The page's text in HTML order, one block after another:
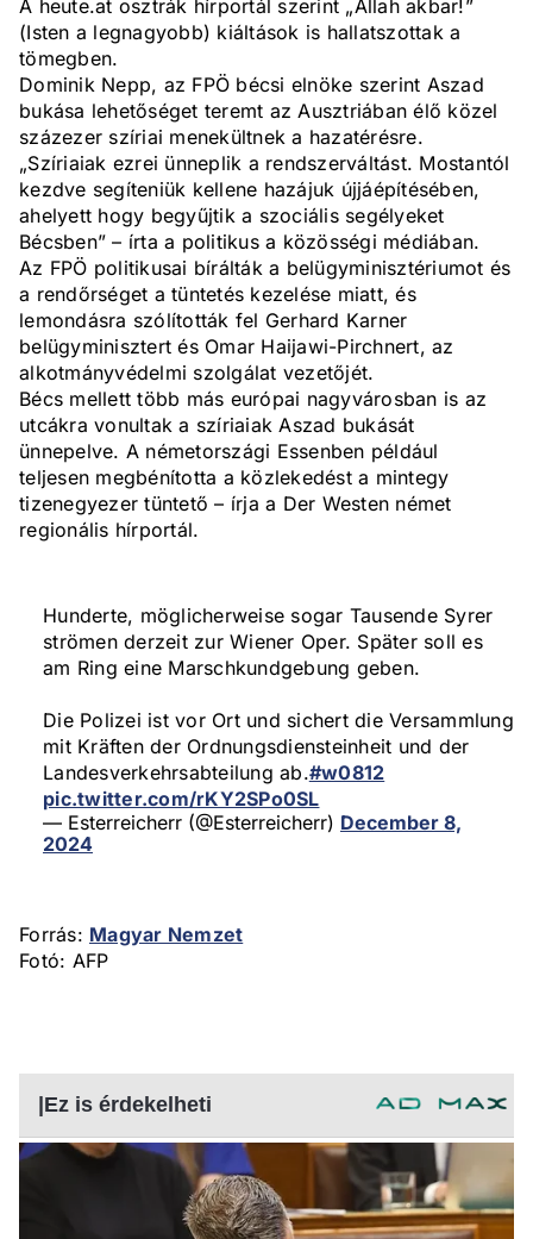
A heute.at osztrák hírportál szerint „Allah akbar!”
(Isten a legnagyobb) kiáltások is hallatszottak a
tömegben.
Dominik Nepp, az FPÖ bécsi elnöke szerint Aszad
bukása lehetőséget teremt az Ausztriában élő közel
százezer szíriai menekültnek a hazatérésre.
„Szíriaiak ezrei ünneplik a rendszerváltást. Mostantól
kezdve segíteniük kellene hazájuk újjáépítésében,
ahelyett hogy begyűjtik a szociális segélyeket
Bécsben” – írta a politikus a közösségi médiában.
Az FPÖ politikusai bírálták a belügyminisztériumot és
a rendőrséget a tüntetés kezelése miatt, és
lemondásra szólították fel Gerhard Karner
belügyminisztert és Omar Haijawi-Pirchnert, az
alkotmányvédelmi szolgálat vezetőjét.
Bécs mellett több más európai nagyvárosban is az
utcákra vonultak a szíriaiak Aszad bukását
ünnepelve. A németországi Essenben például
teljesen megbénította a közlekedést a mintegy
tizenegyezer tüntető – írja a Der Westen német
regionális hírportál.
Hunderte, möglicherweise sogar Tausende Syrer
strömen derzeit zur Wiener Oper. Später soll es
am Ring eine Marschkundgebung geben.
Die Polizei ist vor Ort und sichert die Versammlung
mit Kräften der Ordnungsdiensteinheit und der
Landesverkehrsabteilung ab.#w0812
pic.twitter.com/rKY2SPo0SL
— Esterreicherr (@Esterreicherr) December 8,
2024
Forrás: Magyar Nemzet
Fotó: AFP